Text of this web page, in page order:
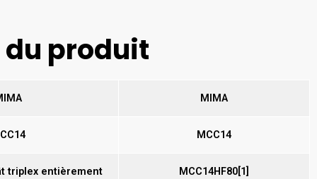
produit
MIMA
MCC14
triplex entièrement
MCC14HF80[1]